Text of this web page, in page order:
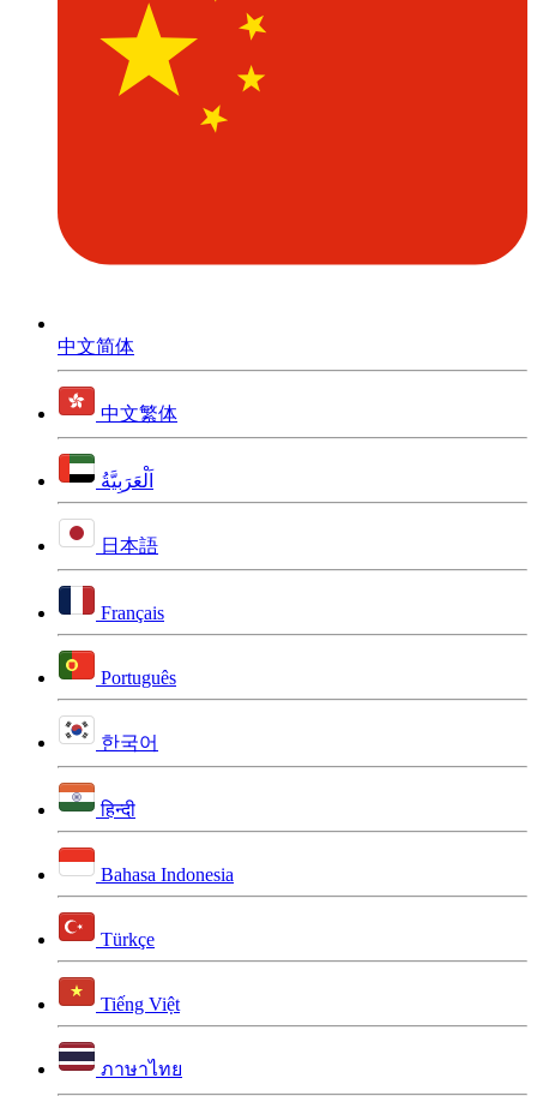
中文简体
中文繁体
اَلْعَرَبِيَّةُ
日本語
Français
Português
한국어
हिन्दी
Bahasa Indonesia
Türkçe
Tiếng Việt
ภาษาไทย